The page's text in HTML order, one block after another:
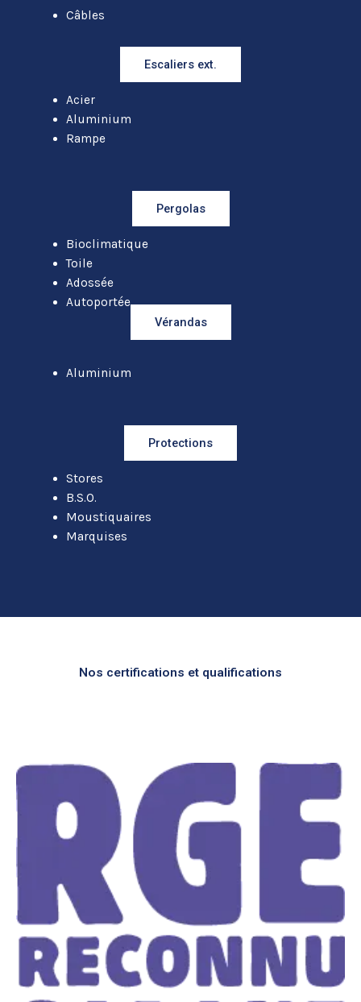
Câbles
Escaliers ext.
Acier
Aluminium
Rampe
Pergolas
Bioclimatique
Toile
Adossée
Autoportée
Vérandas
Aluminium
Protections
Stores
B.S.O.
Moustiquaires
Marquises
Nos certifications et qualifications